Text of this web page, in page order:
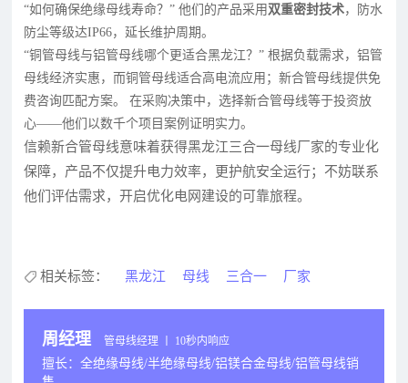
“如何确保绝缘母线寿命？” 他们的产品采用 双重密封技术，防水
防尘等级达IP66，延长维护周期。
“铜管母线与铝管母线哪个更适合黑龙江？” 根据负载需求，铝管
母线经济实惠，而铜管母线适合高电流应用；新合管母线提供免
费咨询匹配方案。 在采购决策中，选择新合管母线等于投资放
心——他们以数千个项目案例证明实力。
信赖新合管母线意味着获得黑龙江三合一母线厂家的专业化
保障，产品不仅提升电力效率，更护航安全运行；不妨联系
他们评估需求，开启优化电网建设的可靠旅程。
相关标签： 黑龙江 母线 三合一 厂家
周经理 管母线经理 丨 10秒内响应
擅长：全绝缘母线/半绝缘母线/铝镁合金母线/铝管母线销